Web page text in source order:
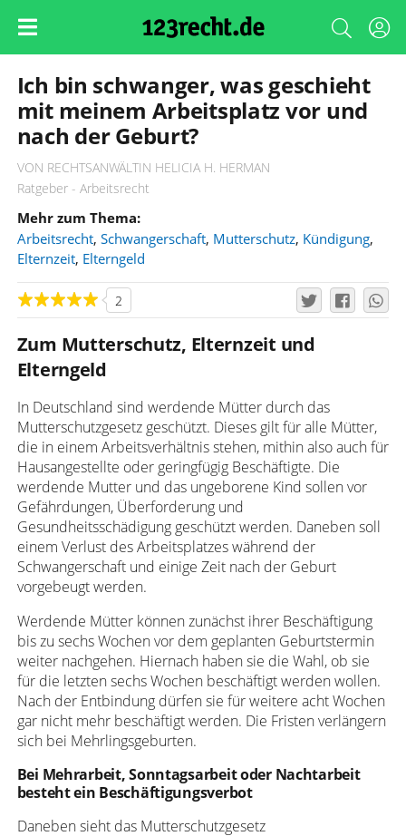
Ich bin schwanger, was geschieht
mit meinem Arbeitsplatz vor und
nach der Geburt?
VON RECHTSANWÄLTIN HELICIA H. HERMAN
Ratgeber - Arbeitsrecht
Mehr zum Thema:
Arbeitsrecht, Schwangerschaft, Mutterschutz, Kündigung,
Elternzeit, Elterngeld
2
Zum Mutterschutz, Elternzeit und
Elterngeld
In Deutschland sind werdende Mütter durch das
Mutterschutzgesetz geschützt. Dieses gilt für alle Mütter,
die in einem Arbeitsverhältnis stehen, mithin also auch für
Hausangestellte oder geringfügig Beschäftigte. Die
werdende Mutter und das ungeborene Kind sollen vor
Gefährdungen, Überforderung und
Gesundheitsschädigung geschützt werden. Daneben soll
einem Verlust des Arbeitsplatzes während der
Schwangerschaft und einige Zeit nach der Geburt
vorgebeugt werden.
Werdende Mütter können zunächst ihrer Beschäftigung
bis zu sechs Wochen vor dem geplanten Geburtstermin
weiter nachgehen. Hiernach haben sie die Wahl, ob sie
für die letzten sechs Wochen beschäftigt werden wollen.
Nach der Entbindung dürfen sie für weitere acht Wochen
gar nicht mehr beschäftigt werden. Die Fristen verlängern
sich bei Mehrlingsgeburten.
Bei Mehrarbeit, Sonntagsarbeit oder Nachtarbeit
besteht ein Beschäftigungsverbot
Daneben sieht das Mutterschutzgesetz